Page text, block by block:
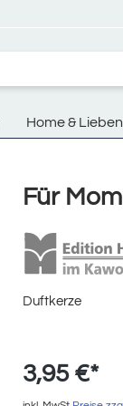
Home &
Für
Duftkerze
3,95 €*